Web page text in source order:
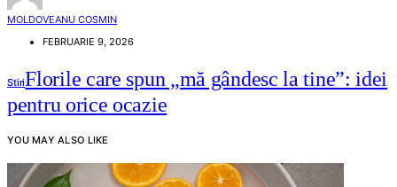
MOLDOVEANU COSMIN
FEBRUARIE 9, 2026
StiriFlorile care spun „mă gândesc la tine”: idei
pentru orice ocazie
YOU MAY ALSO LIKE